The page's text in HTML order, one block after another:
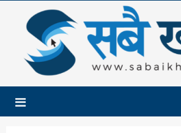
गृहपृष्ठ
समाचार
राजनीति
देश